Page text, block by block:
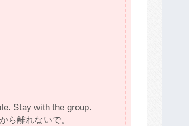
Stay with the group.
ら離れないで。